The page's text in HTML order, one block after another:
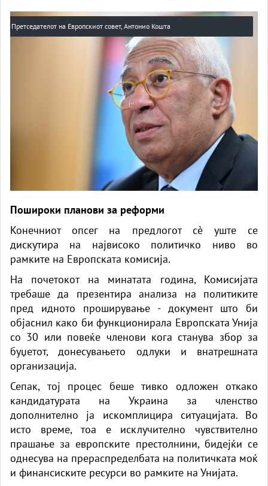
Претседателот на Европскиот совет, Антонио Кошта
Пошироки планови за реформи
Конечниот опсег на предлогот сè уште се
дискутира на највисоко политичко ниво во
рамките на Европската комисија.
На почетокот на минатата година, Комисијата
требаше да презентира анализа на политиките
пред идното проширување - документ што би
објаснил како би функционирала Европската Унија
со 30 или повеќе членови кога станува збор за
буџетот, донесувањето одлуки и внатрешната
организација.
Сепак, тој процес беше тивко одложен откако
кандидатурата на Украина за членство
дополнително ја искомплицира ситуацијата. Во
исто време, тоа е исклучително чувствително
прашање за европските престолнини, бидејќи се
однесува на прераспределбата на политичката моќ
и финансиските ресурси во рамките на Унијата.